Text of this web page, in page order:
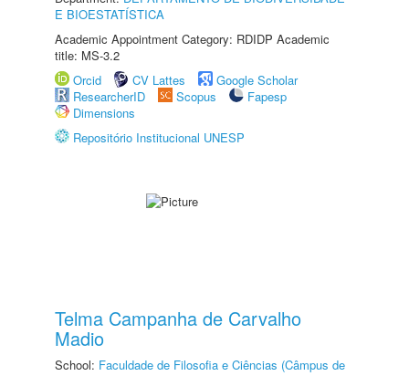
E BIOESTATÍSTICA
Academic Appointment Category: RDIDP Academic
title: MS-3.2
Orcid
CV Lattes
Google Scholar
ResearcherID
Scopus
Fapesp
Dimensions
Repositório Institucional UNESP
Telma Campanha de Carvalho
Madio
School: Faculdade de Filosofia e Ciências (Câmpus de